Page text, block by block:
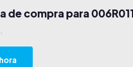
de compra para